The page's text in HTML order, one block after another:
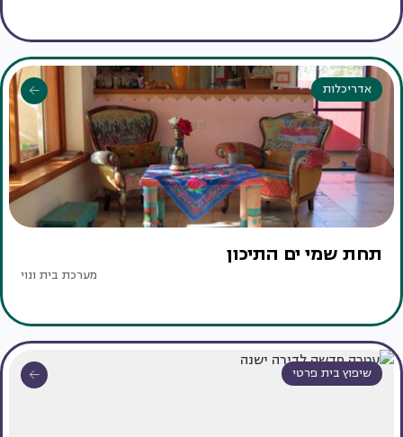
אדריכלות
תחת שמי ים התיכון
מערכת בית ונוי
שיפוץ בית פרטי